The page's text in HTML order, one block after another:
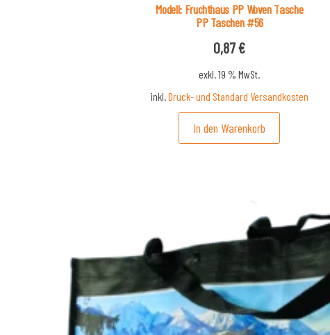
Modell: Fruchthaus PP Woven Tasche
PP Taschen #56
0,87€
exkl. 19 % MwSt.
inkl.Druck- und Standard Versandkosten
In den Warenkorb